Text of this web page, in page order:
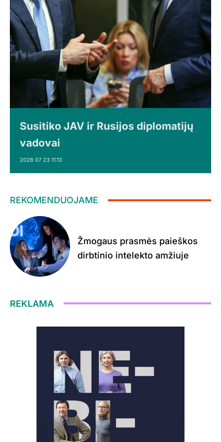
Susitiko JAV ir Rusijos diplomatijų
vadovai
2026 07 23 11:13
REKOMENDUOJAME
Žmogaus prasmės paieškos
dirbtinio intelekto amžiuje
REKLAMA